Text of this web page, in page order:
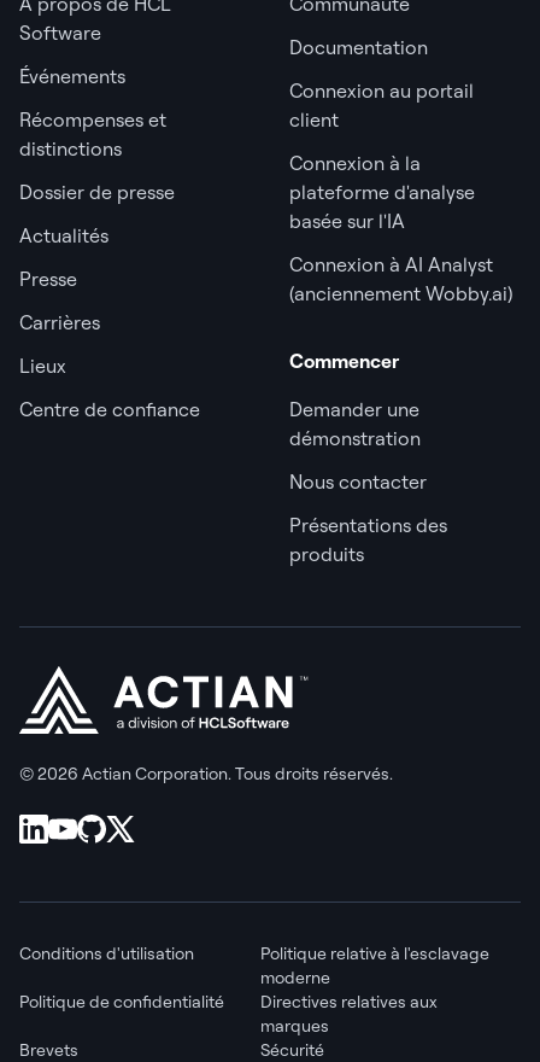
Software
Événements
Récompenses et
distinctions
Dossier de presse
Actualités
Presse
Carrières
Lieux
Centre de confiance
Documentation
Connexion au portail
client
Connexion à la
plateforme d'analyse
basée sur l'IA
Connexion à AI Analyst
(anciennement Wobby.ai)
Commencer
Demander une
démonstration
Nous contacter
Présentations des
produits
© 2026 Actian Corporation. Tous droits réservés.
Conditions d'utilisation
Politique relative à l'esclavage
moderne
Politique de confidentialité
Directives relatives aux
marques
Brevets
Sécurité